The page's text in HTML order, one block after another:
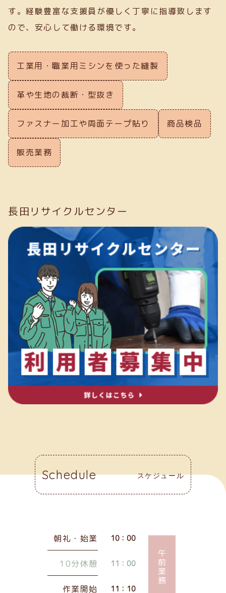
す。経験豊富な支援員が優しく丁寧に指導致します
ので、安心して働ける環境です。
工業用・職業用ミシンを使った縫製
革や生地の裁断・型抜き
ファスナー加工や両面テープ貼り 商品検品
販売業務
長田リサイクルセンター
Schedule スケジュール
朝礼・始業 10：00
10分休憩 11：00
作業開始 11：10
午前業務